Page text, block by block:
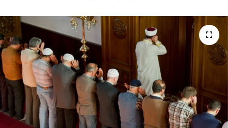
MAGAZİN
ESKİŞEHİRSPOR